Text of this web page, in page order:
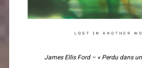
James Ellis Ford – « Perdu dans